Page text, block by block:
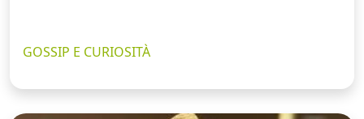
GOSSIP E CURIOSITÀ